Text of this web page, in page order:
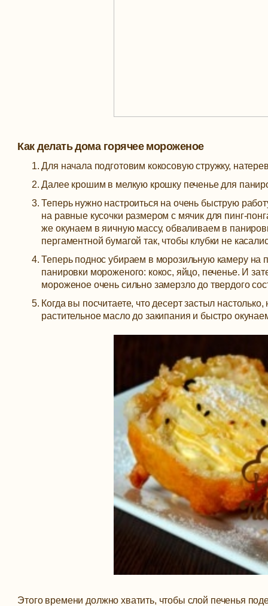
Как делать дома горячее мороженое
Для начала подготовим кокосовую стружку,
Далее крошим в мелкую крошку печенье для
Теперь нужно настроиться на очень быструю
на равные кусочки размером с мячик для пинг-
же окунаем в яичную массу, обваливаем в
пергаментной бумагой так, чтобы клубки не
Теперь поднос убираем в морозильную камеру на
панировки мороженого: кокос, яйцо, печенье. И
мороженое очень сильно замерзло до твердого
Когда вы посчитаете, что десерт застыл
растительное масло до закипания и быстро
Этого времени должно хватить, чтобы слой печенья